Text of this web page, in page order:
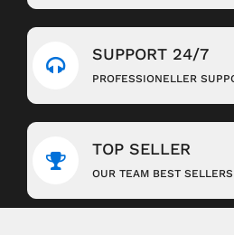
SUPPORT 24/7
PROFESSIONELLER
TOP SELLER
OUR TEAM BEST SELLERS